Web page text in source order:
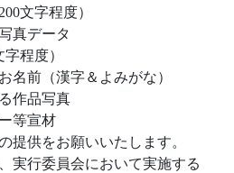
文字程度）
真データ
程度）
名前（漢字＆よみがな）
作品写真
等宣材
提供をお願いいたします。
実行委員会において実施する